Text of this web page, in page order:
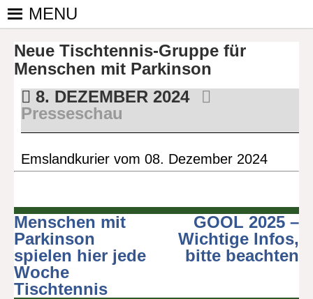
Skip
PINGPONGPARKINSON
DEUTSCHLAND E. V.
ist der
bundesweite
Zusammenschluss
kooperierenden
Vereinen und
Einzelpersonen,
der sich – mit dem
Mittel Tischtennis
Personen mit
Parkinson und
deren Angehörige
kümmert.
MENU
Neue Tischtennis-Gruppe für
Menschen mit Parkinson
8. DEZEMBER 2024
Presseschau
Emslandkurier vom 08. Dezember 2024
Beitragsnavigation
Menschen mit
Parkinson
spielen hier jede
Woche
Tischtennis
GOOL 2025 –
Wichtige Infos,
bitte beachten